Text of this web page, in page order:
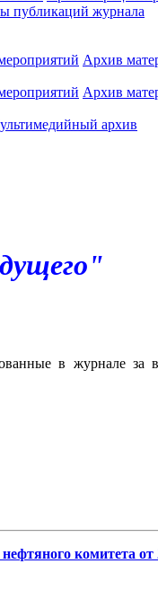
публикаций журнала
Архив
Архив
архив
в журнале
комитета от